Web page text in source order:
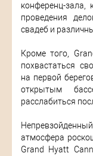
конференц-зала,
проведения
свадеб и
Кроме того,
похвастаться
на первой
открытым
расслабиться
атмосфера
Grand Hyatt